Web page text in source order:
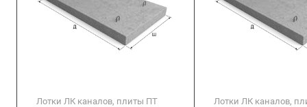
Лотки ЛК каналов, плиты ПТ
Лотки ЛК каналов,